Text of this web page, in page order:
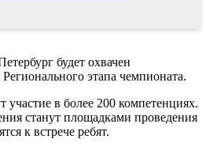
будет охвачен
этапа чемпионата.
в более 200 компетенциях.
станут площадками проведения
к встрече ребят.